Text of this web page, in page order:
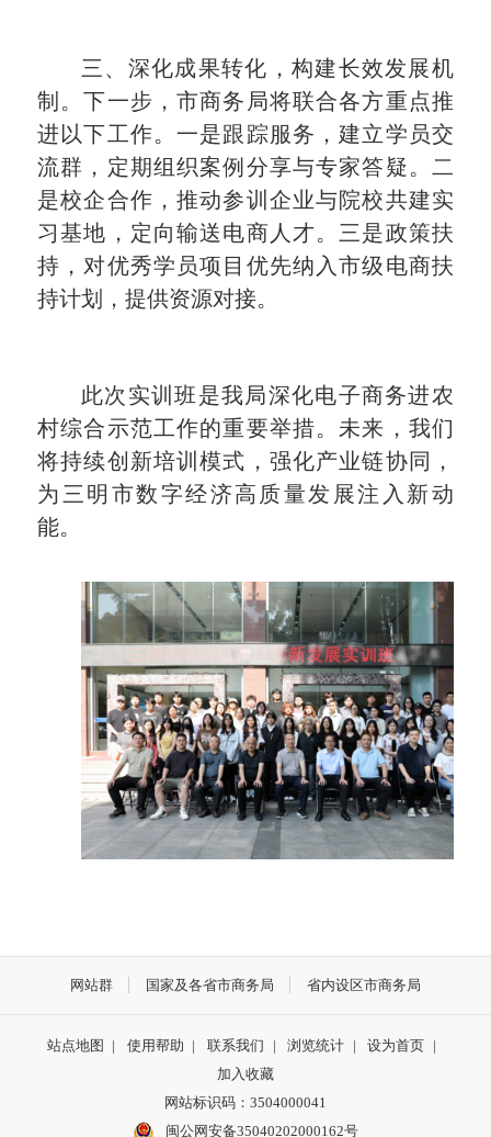
三、深化成果转化，构建长效发展机
制。下一步，市商务局将联合各方重点推
进以下工作。一是跟踪服务，建立学员交
流群，定期组织案例分享与专家答疑。二
是校企合作，推动参训企业与院校共建实
习基地，定向输送电商人才。三是政策扶
持，对优秀学员项目优先纳入市级电商扶
持计划，提供资源对接。
此次实训班是我局深化电子商务进农
村综合示范工作的重要举措。未来，我们
将持续创新培训模式，强化产业链协同，
为三明市数字经济高质量发展注入新动
能。
网站群 国家及各省市商务局 省内设区市商务局
站点地图 | 使用帮助 | 联系我们 | 浏览统计 | 设为首页 |
加入收藏
网站标识码：3504000041
闽公网安备35040202000162号